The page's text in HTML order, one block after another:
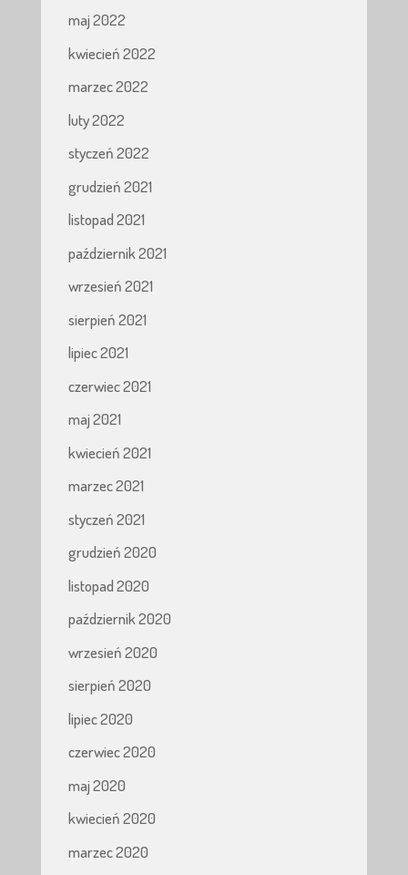
maj 2022
kwiecień 2022
marzec 2022
luty 2022
styczeń 2022
grudzień 2021
listopad 2021
październik 2021
wrzesień 2021
sierpień 2021
lipiec 2021
czerwiec 2021
maj 2021
kwiecień 2021
marzec 2021
styczeń 2021
grudzień 2020
listopad 2020
październik 2020
wrzesień 2020
sierpień 2020
lipiec 2020
czerwiec 2020
maj 2020
kwiecień 2020
marzec 2020